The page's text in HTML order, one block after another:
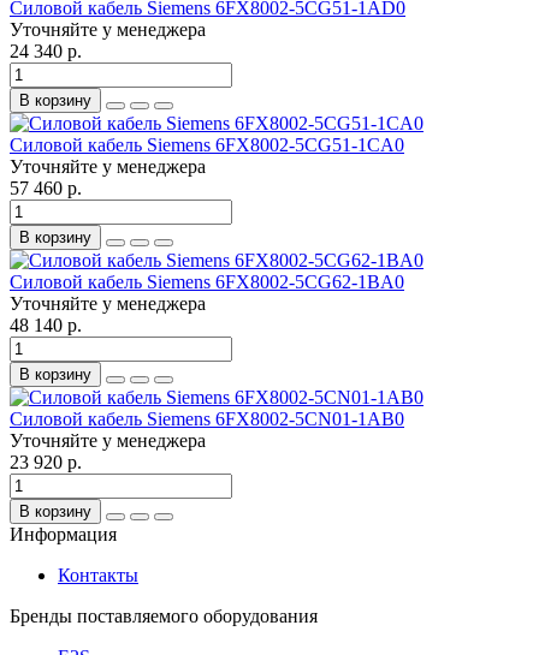
Силовой кабель Siemens 6FX8002-5CG51-1AD0
Уточняйте у менеджера
24 340 р.
В корзину
Силовой кабель Siemens 6FX8002-5CG51-1CA0
Уточняйте у менеджера
57 460 р.
В корзину
Силовой кабель Siemens 6FX8002-5CG62-1BA0
Уточняйте у менеджера
48 140 р.
В корзину
Силовой кабель Siemens 6FX8002-5CN01-1AB0
Уточняйте у менеджера
23 920 р.
В корзину
Информация
Контакты
Бренды поставляемого оборудования